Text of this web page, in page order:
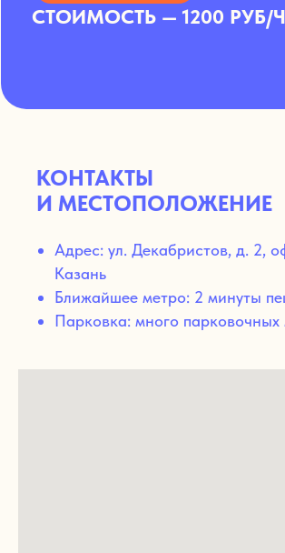
КОНТАКТЫ
И МЕСТОПОЛОЖЕНИЕ
Адрес: ул. Декабристов, д. 2,
Казань
Ближайшее метро: 2 минуты
Парковка: много парковочных